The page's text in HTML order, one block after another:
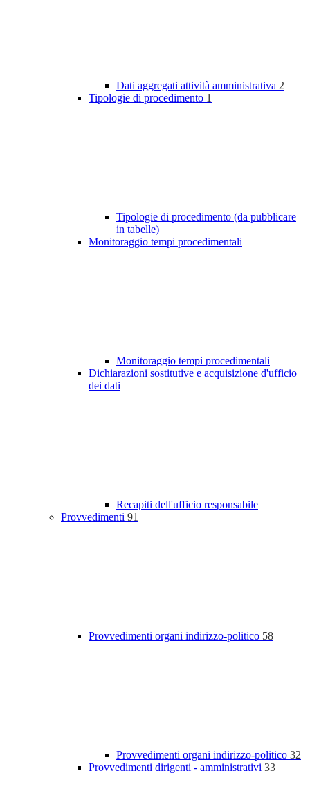
Dati aggregati attività amministrativa 2
Tipologie di procedimento 1
Tipologie di procedimento (da pubblicare
in tabelle)
Monitoraggio tempi procedimentali
Monitoraggio tempi procedimentali
Dichiarazioni sostitutive e acquisizione d'ufficio
dei dati
Recapiti dell'ufficio responsabile
Provvedimenti 91
Provvedimenti organi indirizzo-politico 58
Provvedimenti organi indirizzo-politico 32
Provvedimenti dirigenti - amministrativi 33